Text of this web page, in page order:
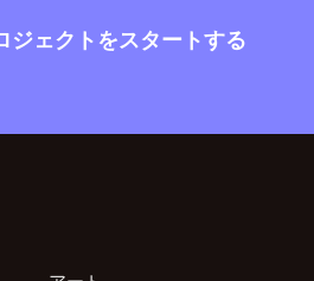
ジェクトをスタートする